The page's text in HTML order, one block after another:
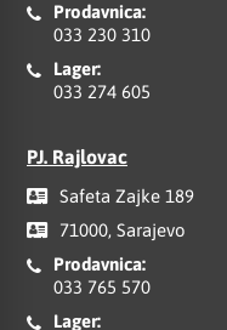
Prodavnica:
033 230 310
Lager:
033 274 605
PJ. Rajlovac
Safeta Zajke 189
71000, Sarajevo
Prodavnica:
033 765 570
Lager: